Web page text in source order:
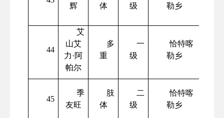
辉 体 级 勒乡
44
艾
山艾
力·阿
帕尔
多
重
一
级
恰特喀
勒乡
45
季
友旺
肢
体
二
级
恰特喀
勒乡